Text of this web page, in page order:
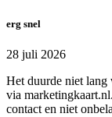
erg snel
28 juli 2026
Het duurde niet lang
via
contact en niet